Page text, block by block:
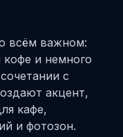
всём важном:
и немного
с
акцент,
кафе,
и фотозон.